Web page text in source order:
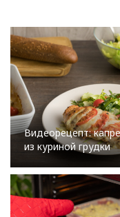
Видеорецепт:
из куриной грудки